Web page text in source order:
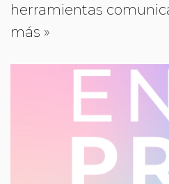
herramientas
más »